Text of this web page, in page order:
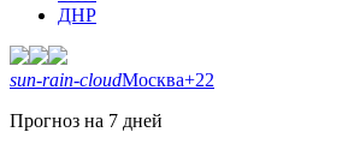
ДНР
sun-rain-cloudМосква+22
Прогноз на 7 дней